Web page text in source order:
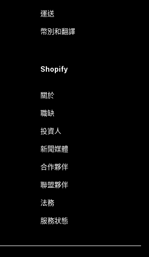
運送
幣別和翻譯
Shopify
關於
職缺
投資人
新聞媒體
合作夥伴
聯盟夥伴
法務
服務狀態